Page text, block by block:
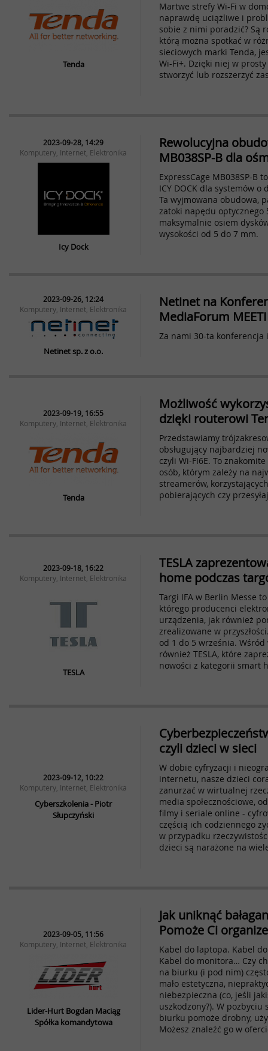
Tenda
Martwe strefy Wi-Fi w
naprawdę uciążliwe i
sobie z nimi poradzić? Są
którą można spotkać w
sieciowych marki Tenda,
Wi-Fi+. Dzięki niej w
stworzyć lub rozszerzyć
2023-09-28, 14:29
Komputery, Internet, Elektronika
Icy Dock
Rewolucyjna
MB038SP-B dla
ExpressCage MB038SP-B
ICY DOCK dla systemów o
Ta wyjmowana obudowa,
zatoki napędu optycznego
maksymalnie osiem
wysokości od 5 do 7 mm.
2023-09-26, 12:24
Komputery, Internet, Elektronika
Netinet sp. z o.o.
Netinet na
MediaForum
Za nami 30-ta konferencja
2023-09-19, 16:55
Komputery, Internet, Elektronika
Tenda
Możliwość
dzięki routerowi
Przedstawiamy
obsługujący najbardziej
czyli Wi-FI6E. To
osób, którym zależy na
streamerów,
pobierających czy
2023-09-18, 16:22
Komputery, Internet, Elektronika
TESLA
TESLA
home podczas
Targi IFA w Berlin Messe
którego producenci
urządzenia, jak również
zrealizowane w
od 1 do 5 września.
również TESLA, które
nowości z kategorii smart
2023-09-12, 10:22
Komputery, Internet, Elektronika
Cyberszkolenia - Piotr
Słupczyński
czyli dzieci w sieci
W dobie cyfryzacji i
internetu, nasze dzieci
zanurzać w wirtualnej
media społecznościowe,
filmy i seriale online -
częścią ich codziennego
w przypadku
dzieci są narażone na
2023-09-05, 11:56
Komputery, Internet, Elektronika
Lider-Hurt Bogdan Maciąg
Spółka komandytowa
Jak uniknąć
Pomoże Ci
Kabel do laptopa. Kabel
Kabel do monitora… Czy
na biurku (i pod nim)
mało estetyczna,
niebezpieczna (co, jeśli
uszkodzony?). W
biurku pomoże drobny,
Możesz znaleźć go w